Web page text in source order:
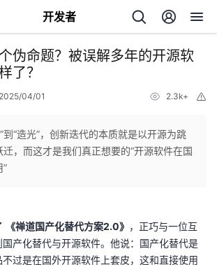
开发者
伪命题？被误解多年的开源软
了？
2025/04/01 2.3k+
”到“造光”，创新迭代的本质就是以开源为跳
，而这才是我们真正想要的“开源软件在国
《禅道国产化替代方案2.0》 ，正巧与一位互
产化替代与开源软件。他说：国产化替代是
过是在国外开源软件上套皮，这和直接使用